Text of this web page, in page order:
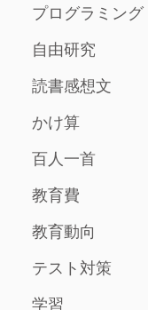
プログラミング
自由研究
読書感想文
かけ算
百人一首
教育費
教育動向
テスト対策
学習